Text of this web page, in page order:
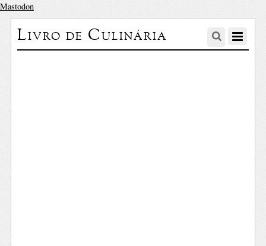
Mastodon
Livro de Culinária